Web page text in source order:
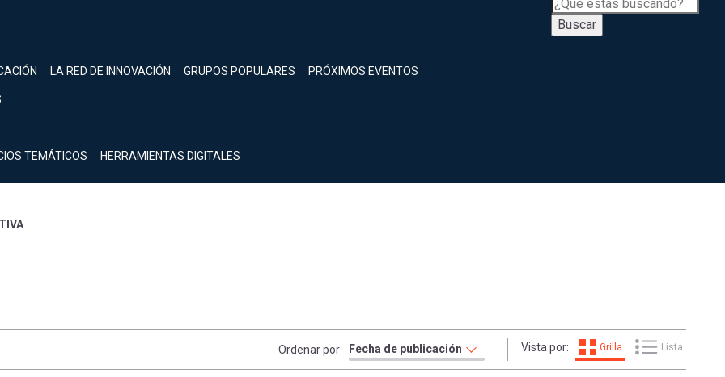
LA RED DE INNOVACIÓN GRUPOS POPULARES PRÓXIMOS EVENTOS
TEMÁTICOS HERRAMIENTAS DIGITALES
Buscar
Ordenar por Vista por: Grilla Lista
Inicia sesión.